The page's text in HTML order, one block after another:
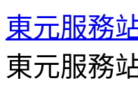
東元服務
東元服務